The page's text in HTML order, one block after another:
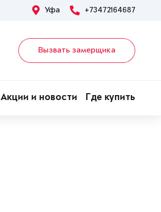
Уфа +73472164687
Вызвать замерщика
Акции и новости Где купить